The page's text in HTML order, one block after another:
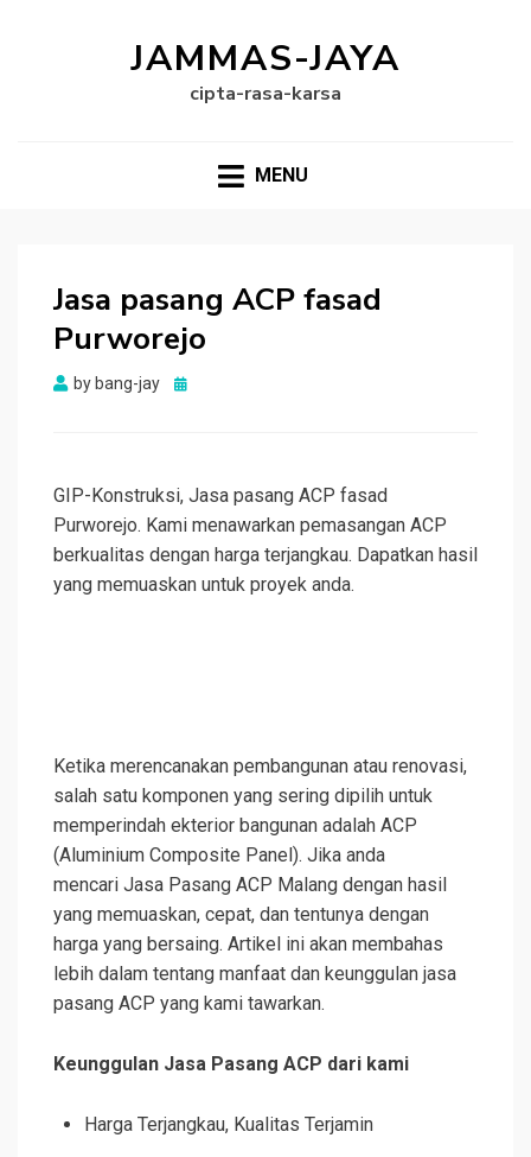
JAMMAS-JAYA
cipta-rasa-karsa
MENU
Jasa pasang ACP fasad
Purworejo
by bang-jay
Posted
GIP-Konstruksi, Jasa pasang ACP fasad
Purworejo. Kami menawarkan pemasangan ACP
berkualitas dengan harga terjangkau. Dapatkan hasil
yang memuaskan untuk proyek anda.
Ketika merencanakan pembangunan atau renovasi,
salah satu komponen yang sering dipilih untuk
memperindah ekterior bangunan adalah ACP
(Aluminium Composite Panel). Jika anda
mencari Jasa Pasang ACP Malang dengan hasil
yang memuaskan, cepat, dan tentunya dengan
harga yang bersaing. Artikel ini akan membahas
lebih dalam tentang manfaat dan keunggulan jasa
pasang ACP yang kami tawarkan.
Keunggulan Jasa Pasang ACP dari kami
Harga Terjangkau, Kualitas Terjamin